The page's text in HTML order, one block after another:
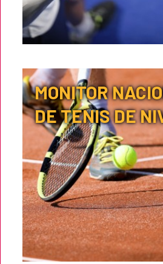
MONITOR
DE TENIS DE